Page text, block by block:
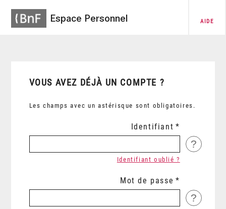
Espace Personnel AIDE
VOUS AVEZ DÉJÀ UN COMPTE ?
Les champs avec un astérisque sont obligatoires.
Identifiant
?
Identifiant oublié ?
Mot de passe
?